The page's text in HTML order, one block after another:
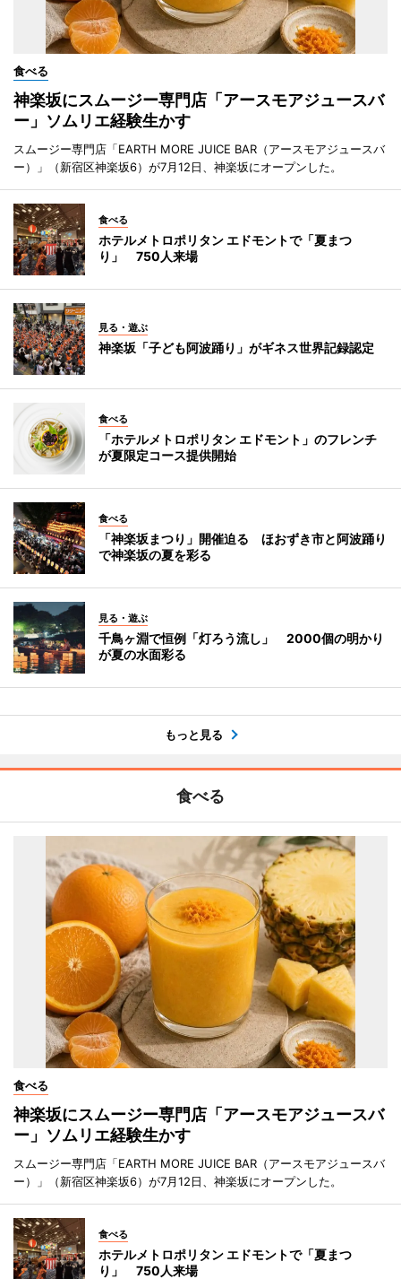
食べる
神楽坂にスムージー専門店「アースモアジュースバ
ー」ソムリエ経験生かす
スムージー専門店「EARTH MORE JUICE BAR（アースモアジュースバ
ー）」（新宿区神楽坂6）が7月12日、神楽坂にオープンした。
食べる
ホテルメトロポリタン エドモントで「夏まつ
り」 750人来場
見る・遊ぶ
神楽坂「子ども阿波踊り」がギネス世界記録認定
食べる
「ホテルメトロポリタン エドモント」のフレンチ
が夏限定コース提供開始
食べる
「神楽坂まつり」開催迫る ほおずき市と阿波踊り
で神楽坂の夏を彩る
見る・遊ぶ
千鳥ヶ淵で恒例「灯ろう流し」 2000個の明かり
が夏の水面彩る
もっと見る
食べる
食べる
神楽坂にスムージー専門店「アースモアジュースバ
ー」ソムリエ経験生かす
スムージー専門店「EARTH MORE JUICE BAR（アースモアジュースバ
ー）」（新宿区神楽坂6）が7月12日、神楽坂にオープンした。
食べる
ホテルメトロポリタン エドモントで「夏まつ
り」 750人来場